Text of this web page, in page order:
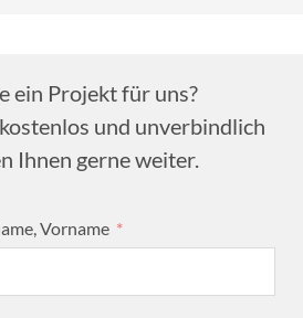
ein Projekt für uns?
und unverbindlich
Ihnen gerne weiter.
Vorname